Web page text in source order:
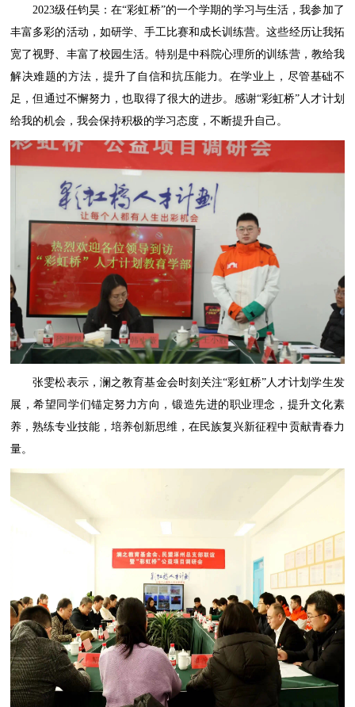
2023级任钧昊：在“彩虹桥”的一个学期的学习与生活，我参加了
丰富多彩的活动，如研学、手工比赛和成长训练营。这些经历让我拓
宽了视野、丰富了校园生活。特别是中科院心理所的训练营，教给我
解决难题的方法，提升了自信和抗压能力。在学业上，尽管基础不
足，但通过不懈努力，也取得了很大的进步。感谢“彩虹桥”人才计划
给我的机会，我会保持积极的学习态度，不断提升自己。
张雯松表示，澜之教育基金会时刻关注“彩虹桥”人才计划学生发
展，希望同学们锚定努力方向，锻造先进的职业理念，提升文化素
养，熟练专业技能，培养创新思维，在民族复兴新征程中贡献青春力
量。